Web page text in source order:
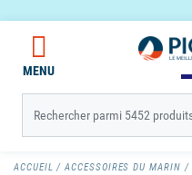
MENU
ACCUEIL ACCESSOIRES DU MARIN